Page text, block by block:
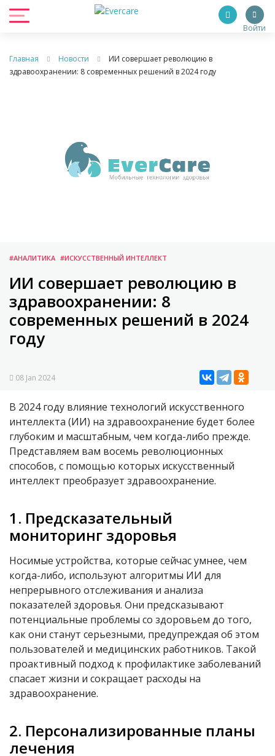
Войти
Главная Новости
ИИ совершает революцию в
здравоохранении: 8 современных решений в 2024 году
#АНАЛИТИКА #ИСКУССТВЕННЫЙ ИНТЕЛЛЕКТ
ИИ совершает революцию в
здравоохранении: 8
современных решений в 2024
году
08 Jan 2024
В 2024 году влияние технологий искусственного
интеллекта (ИИ) на здравоохранение будет более
глубоким и масштабным, чем когда-либо прежде.
Представляем вам восемь революционных
способов, с помощью которых искусственный
интеллект преобразует здравоохранение.
1. Предсказательный
мониторинг здоровья
Носимые устройства, которые сейчас умнее, чем
когда-либо, используют алгоритмы ИИ для
непрерывного отслеживания и анализа
показателей здоровья. Они предсказывают
потенциальные проблемы со здоровьем до того,
как они станут серьезными, предупреждая об этом
пользователей и медицинских работников. Такой
проактивный подход к профилактике заболеваний
спасает жизни и сокращает расходы на
здравоохранение.
2. Персонализированные планы
лечения